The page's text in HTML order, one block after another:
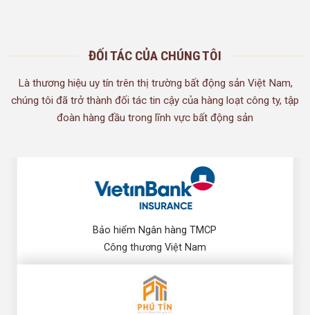
ĐỐI TÁC CỦA CHÚNG TÔI
Là thương hiệu uy tín trên thị trường bất động sản Việt Nam,
chúng tôi đã trở thành đối tác tin cậy của hàng loạt công ty, tập
đoàn hàng đầu trong lĩnh vực bất động sản
Bảo hiểm Ngân hàng TMCP
Công thương Việt Nam